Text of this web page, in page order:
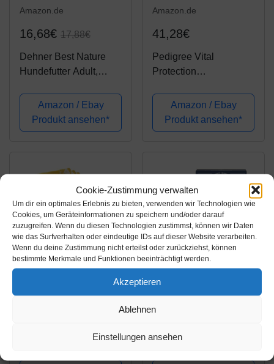
Cookie-Zustimmung verwalten
Um dir ein optimales Erlebnis zu bieten, verwenden wir Technologien wie
Cookies, um Geräteinformationen zu speichern und/oder darauf
zuzugreifen. Wenn du diesen Technologien zustimmst, können wir Daten
wie das Surfverhalten oder eindeutige IDs auf dieser Website verarbeiten.
Wenn du deine Zustimmung nicht erteilst oder zurückziehst, können
bestimmte Merkmale und Funktionen beeinträchtigt werden.
Akzeptieren
Ablehnen
Einstellungen ansehen
Amazon.de
16,68€ 17,88€
Dehner Best Nature
Hundefutter Adult,
mit Reis, im Beutel, 12
x 150 g (1.8 kg)
Amazon / Ebay
Produkt ansehen*
Amazon.de
41,28€
Pedigree Vital
Protection
Beutel – Hundefutter in
Sauce, 84
Portionsbeutel (84 x
Amazon / Ebay
Produkt ansehen*
19,41€
Frischebeutel [12x125g
17,94€
Lifelong Dog Food -